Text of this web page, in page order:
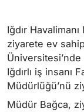
Iğdır
ziyarete ev
Iğdırlı iş insanı
Müdürlüğü’nü
Müdür Bağca,